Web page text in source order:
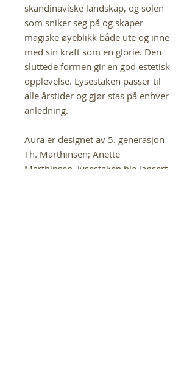
skandinaviske landskap, og solen
som sniker seg på og skaper
magiske øyeblikk både ute og inne
med sin kraft som en glorie. Den
sluttede formen gir en god estetisk
opplevelse. Lysestaken passer til
alle årstider og gjør stas på enhver
anledning.
Aura er designet av 5. generasjon
Th. Marthinsen; Anette
Marthinsen, lysestaken ble lansert